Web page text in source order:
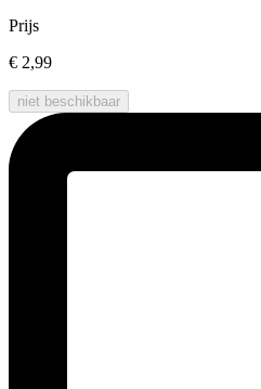
Prijs
€ 2,99
niet beschikbaar